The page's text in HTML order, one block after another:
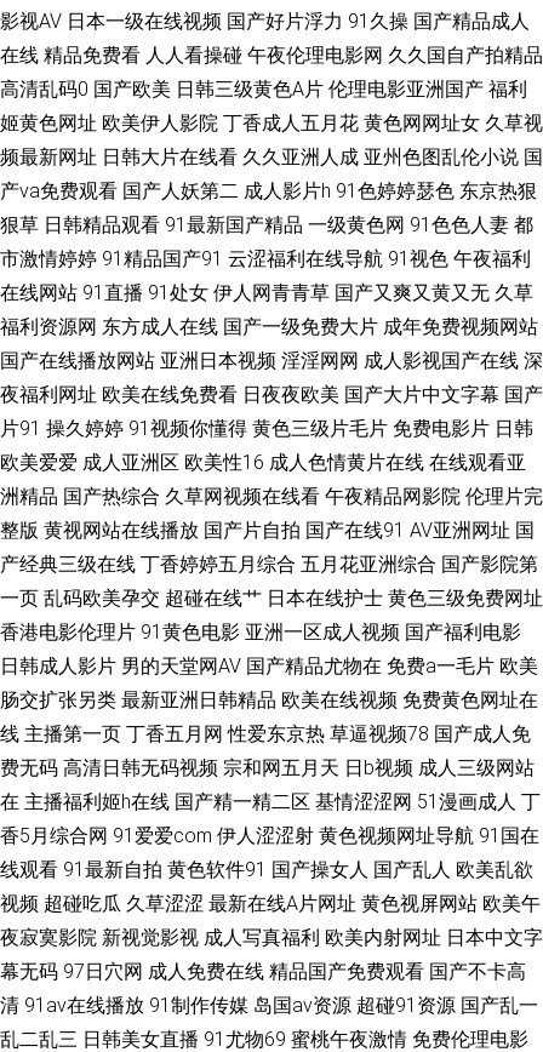
91 91内射喷水 AV久草 国产做受高潮豆麻 精品99在线视频 91黑料黑丝 九一
传媒在线看 午夜福利性交 伊人黄版 91操人视频 91影院 欧美AA视频 91每日
更新 豆花性播AV网 欧美另类色 日日撸日日操 伪娘白丝内射 91爱搞屄 玖玖
玖玖情色 亚洲另类文学 俺去也777 三级片mp4 91视频黑丝 国产看mv人人
久草加勒比 午夜色中色A片 91福利区 AV高清福利 成人五月天网站 含羞草影
院福利院 九一视频操逼网站 青青久操 国产精品自拍网 天天插天天操 91传媒
网页播放 AV视颇 久久天堂影院 色婷婷成人网址 91秒拍网 成人福利社 欧州
成人一三区 亚洲成人艺术网 福利在线92 欧美另类A片 91人妖在线看 黄色的
视频网站 欧美色图A片 日本免费在线视频 91再现精品 国产无毛 青青操国产
91在线视屏 美女喷水网址 99狼友视频
影视AV 日本一级在线视频 国产好片浮力 91久操 国产精品成人
在线 精品免费看 人人看操碰 午夜伦理电影网 久久国自产拍精品
高清乱码0 国产欧美 日韩三级黄色A片 伦理电影亚洲国产 福利
姬黄色网址 欧美伊人影院 丁香成人五月花 黄色网网址女 久草视
频最新网址 日韩大片在线看 久久亚洲人成 亚州色图乱伦小说 国
产va免费观看 国产人妖第二 成人影片h 91色婷婷瑟色 东京热狠
狠草 日韩精品观看 91最新国产精品 一级黄色网 91色色人妻 都
市激情婷婷 91精品国产91 云涩福利在线导航 91视色 午夜福利
在线网站 91直播 91处女 伊人网青青草 国产又爽又黄又无 久草
福利资源网 东方成人在线 国产一级免费大片 成年免费视频网站
国产在线播放网站 亚洲日本视频 淫淫网网 成人影视国产在线 深
夜福利网址 欧美在线免费看 日夜夜欧美 国产大片中文字幕 国产
片91 操久婷婷 91视频你懂得 黄色三级片毛片 免费电影片 日韩
欧美爱爱 成人亚洲区 欧美性16 成人色情黄片在线 在线观看亚
洲精品 国产热综合 久草网视频在线看 午夜精品网影院 伦理片完
整版 黄视网站在线播放 国产片自拍 国产在线91 AV亚洲网址 国
产经典三级在线 丁香婷婷五月综合 五月花亚洲综合 国产影院第
一页 乱码欧美孕交 超碰在线艹 日本在线护士 黄色三级免费网址
香港电影伦理片 91黄色电影 亚洲一区成人视频 国产福利电影
日韩成人影片 男的天堂网AV 国产精品尤物在 免费a一毛片 欧美
肠交扩张另类 最新亚洲日韩精品 欧美在线视频 免费黄色网址在
线 主播第一页 丁香五月网 性爱东京热 草逼视频78 国产成人免
费无码 高清日韩无码视频 宗和网五月天 日b视频 成人三级网站
在 主播福利姬h在线 国产精一精二区 基情涩涩网 51漫画成人 丁
香5月综合网 91爱爱com 伊人涩涩射 黄色视频网址导航 91国在
线观看 91最新自拍 黄色软件91 国产操女人 国产乱人 欧美乱欲
视频 超碰吃瓜 久草涩涩 最新在线A片网址 黄色视屏网站 欧美午
夜寂寞影院 新视觉影视 成人写真福利 欧美内射网址 日本中文字
幕无码 97日穴网 成人免费在线 精品国产免费观看 国产不卡高
清 91av在线播放 91制作传媒 岛国av资源 超碰91资源 国产乱一
乱二乱三 日韩美女直播 91尤物69 蜜桃午夜激情 免费伦理电影